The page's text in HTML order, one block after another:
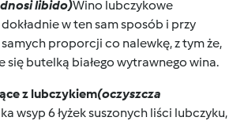
libido)Wino lubczykowe
w ten sam sposób i przy
proporcji co nalewkę, z tym że,
się butelką białego wytrawnego wina.
z lubczykiem(oczyszcza
wsyp 6 łyżek suszonych liści lubczyku,